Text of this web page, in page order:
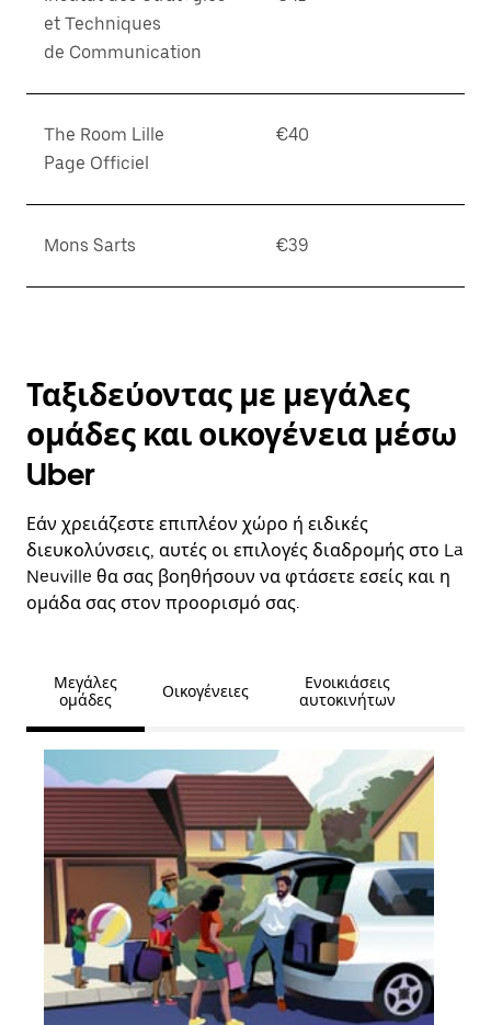
et Techniques
de Communication
The Room Lille
Page Officiel
€40
Mons Sarts €39
Ταξιδεύοντας με μεγάλες
ομάδες και οικογένεια μέσω
Uber
Εάν χρειάζεστε επιπλέον χώρο ή ειδικές
διευκολύνσεις, αυτές οι επιλογές διαδρομής στο La
Neuville θα σας βοηθήσουν να φτάσετε εσείς και η
ομάδα σας στον προορισμό σας.
Μεγάλες
ομάδες
Οικογένειες
Ενοικιάσεις
αυτοκινήτων